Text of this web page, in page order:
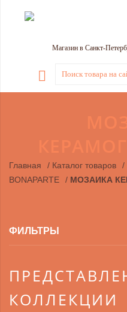
Магазин в Санкт-
Главная / Каталог товаров /
BONAPARTE
/ МОЗАИКА
ФИЛЬТРЫ
КОЛЛЕКЦИИ